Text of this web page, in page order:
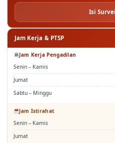
Jam Kerja & PTSP
Jam Kerja Pengadilan
Senin – Kamis
Jumat
Sabtu – Minggu
Senin – Kamis
Jumat